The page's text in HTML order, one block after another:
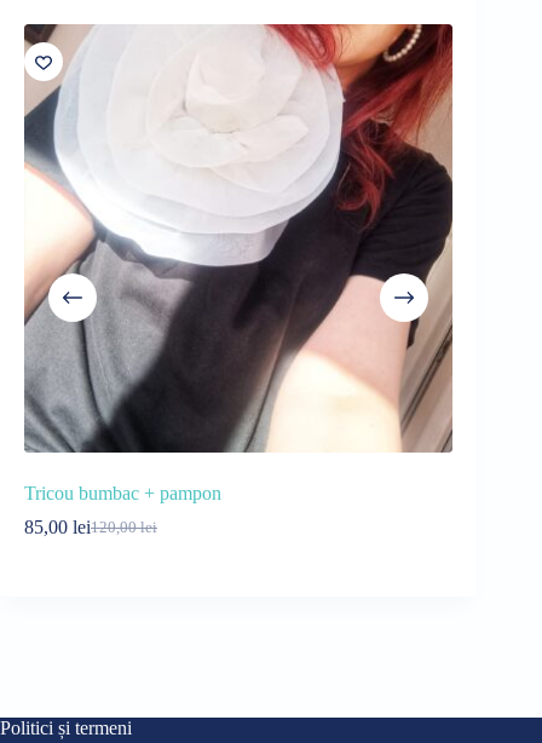
Tricou bumbac + pampon
120,00lei
Prețul
85,00 leiPrețul
Politici și termeni